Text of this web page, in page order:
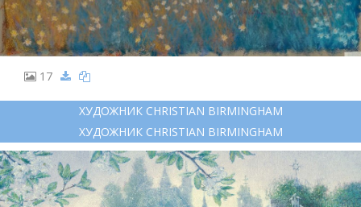
17
ХУДОЖНИК CHRISTIAN BIRMINGHAM
ХУДОЖНИК CHRISTIAN BIRMINGHAM